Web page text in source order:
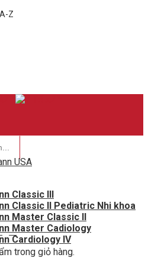
Z
0
trong giỏ hàng.
USA
Classic III
Classic II Pediatric Nhi khoa
Master Classic II
Master Cadiology
Cardiology IV